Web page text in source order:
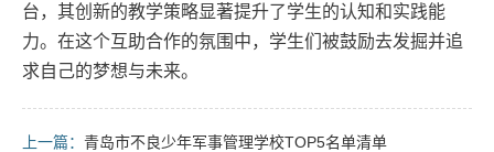
台，其创新的教学策略显著提升了学生的认知和实践能
力。在这个互助合作的氛围中，学生们被鼓励去发掘并追
求自己的梦想与未来。
上一篇： 青岛市不良少年军事管理学校TOP5名单清单